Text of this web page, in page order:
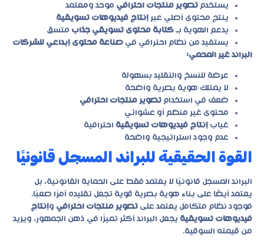
يستخدم تصوير منتجات احترافي موحد ومعتمد
ينتج محتوى أصلي عبر إنتاج فيديوهات تسويقية
يدعم الهوية بـ كتابة محتوى تسويقي جذاب متسق
يستفيد من نظام احترافي في صناعة محتوى إبداعي للشركات
البراند غير المحمي:
عرضة للنسخ والتقليد بسهولة
لا يمتلك هوية بصرية واضحة
ضعف في استخدام تصوير منتجات احترافي
محتوى غير منظم أو عشوائي
غياب إنتاج فيديوهات تسويقية احترافية
عدم وجود استراتيجية واضحة
القوة الحقيقية للبراند المسجل قانونيًا
البراند المسجل قانونيًا لا يعتمد فقط على الحماية القانونية، بل
يعتمد أيضًا على بناء هوية بصرية قوية تجعل تقليده أمرًا صعبًا.
فوجود نظام متكامل يعتمد على تصوير منتجات احترافي وإنتاج
فيديوهات تسويقية يجعل البراند أكثر تميزًا في ذهن الجمهور، ويزيد
من قيمته السوقية.